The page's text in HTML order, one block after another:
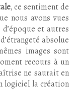
, ce sentiment de
nous avons vues
et autres
absolue
images sont
recours à un
ne saurait en
logiciel la création